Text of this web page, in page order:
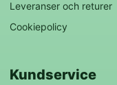
Leveranser och returer
Cookiepolicy
Kundservice